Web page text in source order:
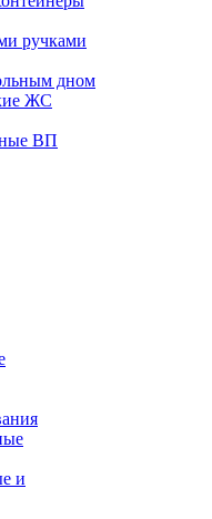
ручками
дном
ЖС
ВП
и